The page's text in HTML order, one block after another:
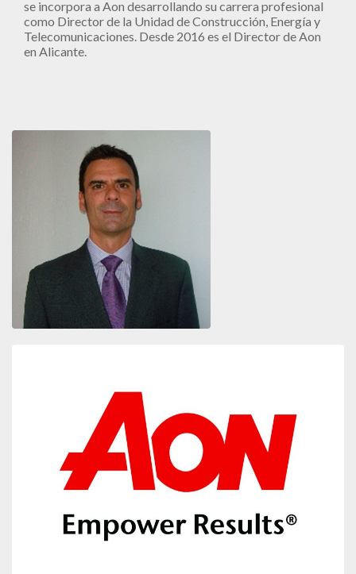
se incorpora a Aon desarrollando su carrera profesional
como Director de la Unidad de Construcción, Energía y
Telecomunicaciones. Desde 2016 es el Director de Aon
en Alicante.